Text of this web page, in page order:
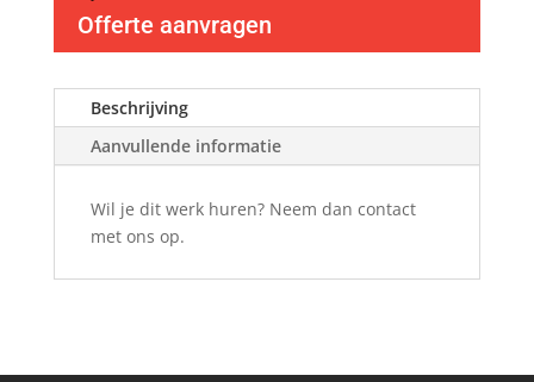
Offerte aanvragen
Beschrijving
Aanvullende informatie
Wil je dit werk huren? Neem dan contact
met ons op.